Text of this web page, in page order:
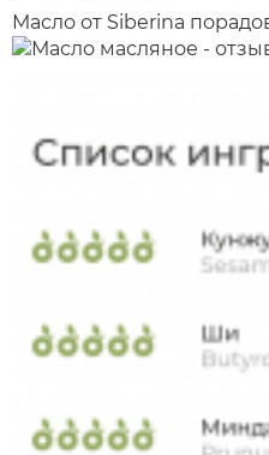
Масло от Siberina